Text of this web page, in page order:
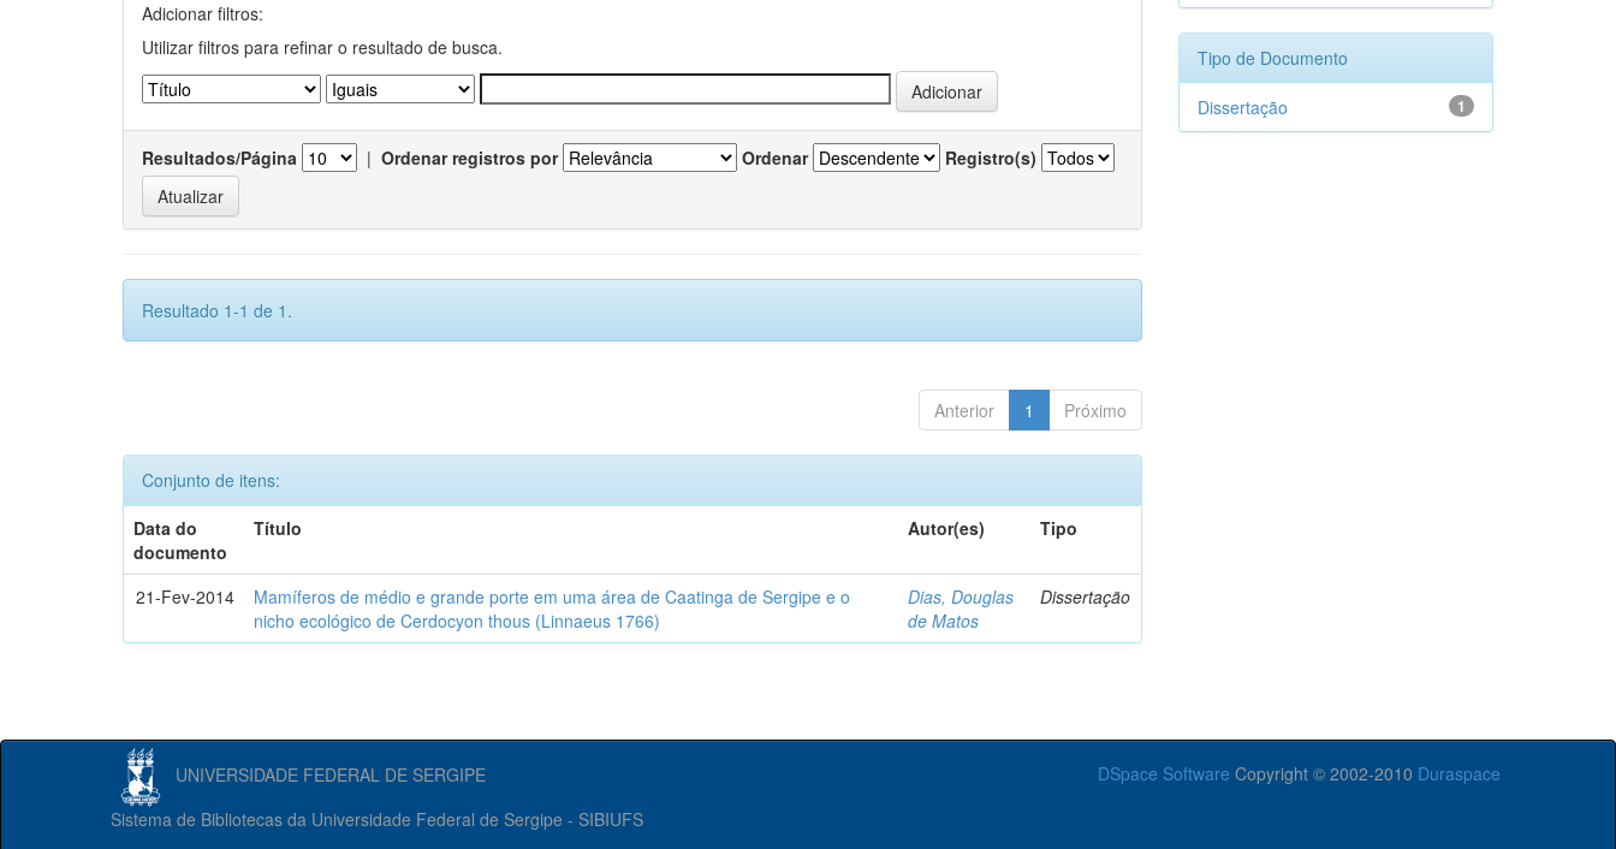
Adicionar filtros:
Utilizar filtros para refinar o resultado de busca.
Resultados/Página | Ordenar registros por Ordenar Registro(s)
Resultado 1-1 de 1.
Anterior 1 Próximo
Conjunto de itens:
Data do
documento
Título Autor(es) Tipo
21-Fev-2014
Mamíferos de médio e grande porte em uma área de Caatinga de Sergipe e o
nicho ecológico de Cerdocyon thous (Linnaeus 1766)
Dias, Douglas
de Matos
Dissertação
Tipo de Documento
1
Dissertação
UNIVERSIDADE FEDERAL DE SERGIPE DSpace Software Copyright © 2002-2010 Duraspace
Sistema de Bibliotecas da Universidade Federal de Sergipe - SIBIUFS